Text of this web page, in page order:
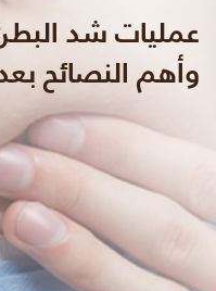
عمليات شد البطن:
وأهم النصائح